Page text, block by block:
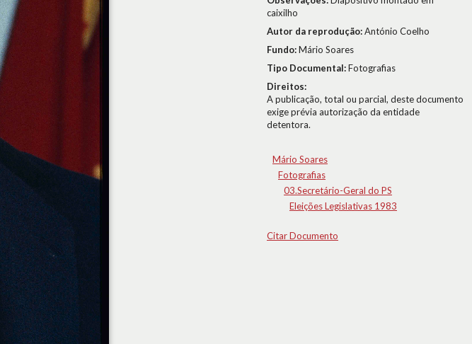
caixilho
Autor da reprodução:António Coelho
Fundo:Mário Soares
Tipo Documental:Fotografias
Direitos:
A publicação, total ou parcial, deste documento
exige prévia autorização da entidade
detentora.
Mário Soares
Fotografias
03.Secretário-Geral do PS
Eleições Legislativas 1983
Citar Documento